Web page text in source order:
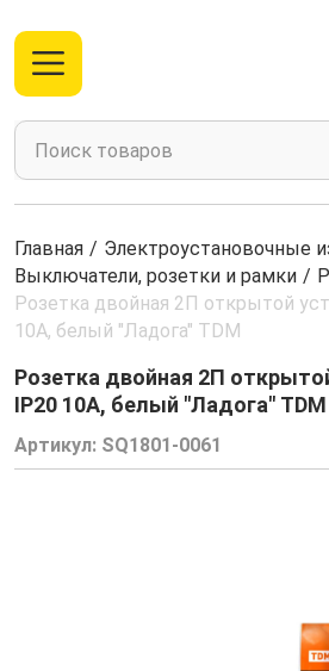
Главная / Электроустановочные
Выключатели, розетки и рамки /
Розетка двойная 2П открытой
10А, белый "Ладога" TDM
Розетка двойная 2П
IP20 10А, белый "Ладога" TDM
Артикул: SQ1801-0061